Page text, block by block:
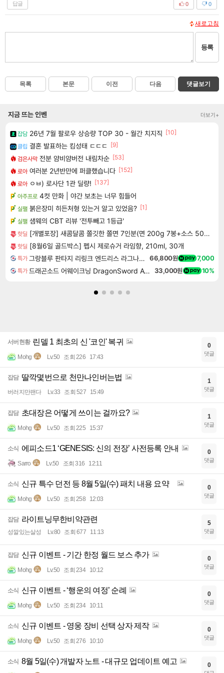
답글 0
0
새로고침
등록
목록 본문 이전 다음 댓글보기
지금 뜨는 인벤 더보기+
잡담 26년 7월 팔로우 상승량 TOP 30 - 월간 치지직 [10]
클립 결혼 발표하는 킴성태 ㄷㄷㄷ
[9]
검은사막 전분 얌비얌버전 내림차순 [53]
로아 여러분 2년반만에 퍼클했습니다 [152]
로아 ㅇㅂ) 로사단 1관 딜량! [137]
아주프로 4컷 만화 | 야간 보초는 너무 힘들어
실팰 붉은장미 히든처형 있는거 알고 있었음? [1]
실팰 샘웨의 CBT 리뷰 '전투빼고 1등급'
핫딜 [개별포장] 새콤달콤 쫄깃한 쫄면 7인분(면 200g 7봉+소스 50g 7봉)
핫딜 [8월6일 골드박스] 펩시 제로슈거 라임향, 210ml, 30개
특가 그랑블루 판타지 리링크 엔드리스 라그나로크 Granblue Fantasy Relink Endless Ragnarok 66,800원 7,000
특가 드래곤소드 어웨이크닝 DragonSword Awakening 33,000원 10%
서버현황 린델 1 최초의 신 '코인' 복귀
Mohg Lv.50 조회 226 17:43
0
댓글
잡담 딸깍몇번으로 천만나인버는법
버러지만팬다 Lv.33 조회 527 15:49
1
댓글
잡담 초대장은 어떻게 쓰이는 걸까요?
Mohg Lv.50 조회 225 15:37
1
댓글
소식 에피소드1 ‘GENESIS: 신의 전장’ 사전등록 안내
Sarro Lv.50 조회 316 12:11
0
댓글
소식 신규 특수 던전 등 8월 5일(수) 패치 내용 요약
Mohg Lv.50 조회 258 12:03
0
댓글
잡담 라이트닝무한비약관련
성깔있는살성 Lv.80 조회 677 11:13
5
댓글
잡담 신규 이벤트 - 기간 한정 월드 보스 추가
Mohg Lv.50 조회 234 10:12
0
댓글
소식 신규 이벤트 - ‘행운의 여정’ 순례
Mohg Lv.50 조회 234 10:11
0
댓글
소식 신규 이벤트 - 영웅 장비 선택 상자 제작
Mohg Lv.50 조회 276 10:10
0
댓글
소식 8월 5일(수) 개발자 노트 - 대규모 업데이트 예고 0